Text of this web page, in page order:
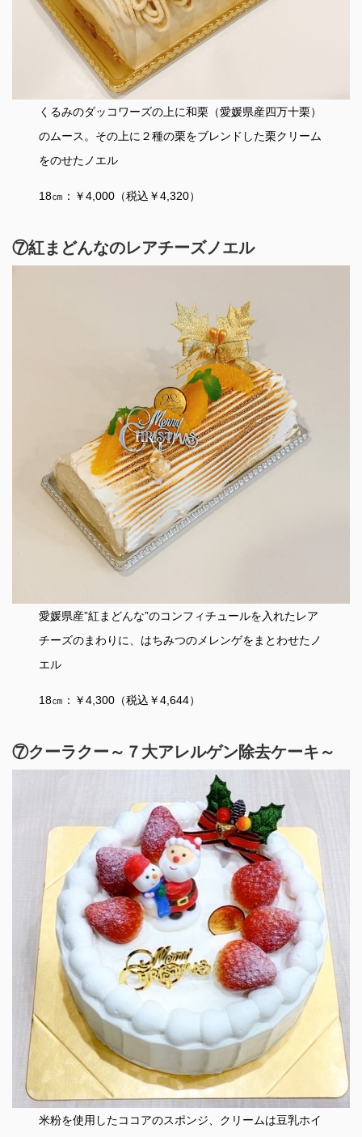
くるみのダッコワーズの上に和栗（愛媛県産四万十栗）
のムース。その上に２種の栗をブレンドした栗クリーム
をのせたノエル
18㎝：￥4,000（税込￥4,320）
⑦紅まどんなのレアチーズノエル
愛媛県産”紅まどんな”のコンフィチュールを入れたレア
チーズのまわりに、はちみつのメレンゲをまとわせたノ
エル
18㎝：￥4,300（税込￥4,644）
⑦クーラクー～７大アレルゲン除去ケーキ～
米粉を使用したココアのスポンジ、クリームは豆乳ホイ